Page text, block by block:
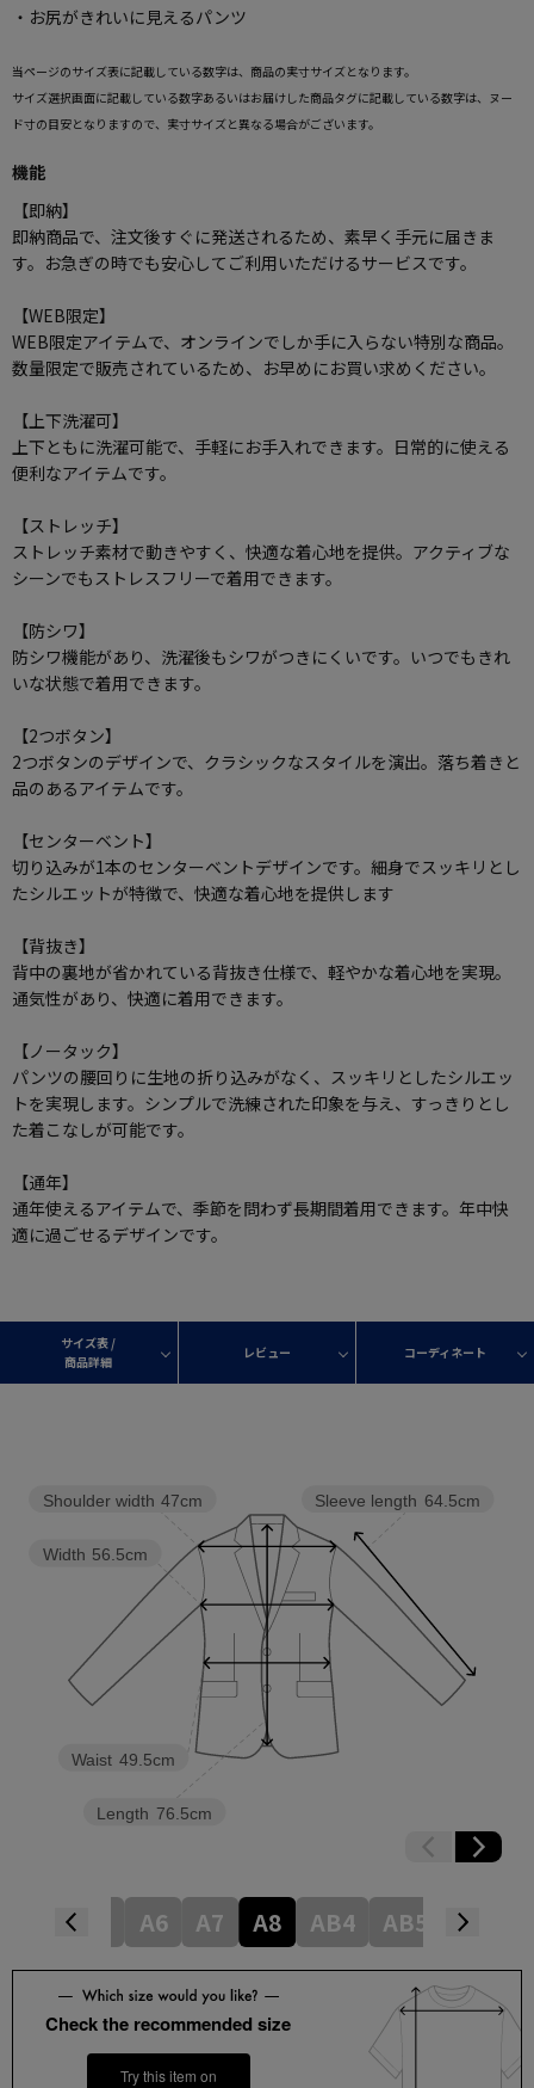
・お尻がきれいに見えるパンツ
当ページのサイズ表に記載している数字は、商品の実寸サイズとなります。
サイズ選択画面に記載している数字あるいはお届けした商品タグに記載している数字は、ヌー
ド寸の目安となりますので、実寸サイズと異なる場合がございます。
機能
【即納】
即納商品で、注文後すぐに発送されるため、素早く手元に届きま
す。お急ぎの時でも安心してご利用いただけるサービスです。
【WEB限定】
WEB限定アイテムで、オンラインでしか手に入らない特別な商品。
数量限定で販売されているため、お早めにお買い求めください。
【上下洗濯可】
上下ともに洗濯可能で、手軽にお手入れできます。日常的に使える
便利なアイテムです。
【ストレッチ】
ストレッチ素材で動きやすく、快適な着心地を提供。アクティブな
シーンでもストレスフリーで着用できます。
【防シワ】
防シワ機能があり、洗濯後もシワがつきにくいです。いつでもきれ
いな状態で着用できます。
【2つボタン】
2つボタンのデザインで、クラシックなスタイルを演出。落ち着きと
品のあるアイテムです。
【センターベント】
切り込みが1本のセンターベントデザインです。細身でスッキリとし
たシルエットが特徴で、快適な着心地を提供します
【背抜き】
背中の裏地が省かれている背抜き仕様で、軽やかな着心地を実現。
通気性があり、快適に着用できます。
【ノータック】
パンツの腰回りに生地の折り込みがなく、スッキリとしたシルエッ
トを実現します。シンプルで洗練された印象を与え、すっきりとし
た着こなしが可能です。
【通年】
通年使えるアイテムで、季節を問わず長期間着用できます。年中快
適に過ごせるデザインです。
サイズ表 /
商品詳細
レビュー コーディネート
Sleeve length 64.5cm
Length 76.5cm
Waist 49.5cm
Width 56.5cm
Shoulder width 47cm
A6 A7 A8 AB4 AB5 AB6
Check the recommended size
Try this item on